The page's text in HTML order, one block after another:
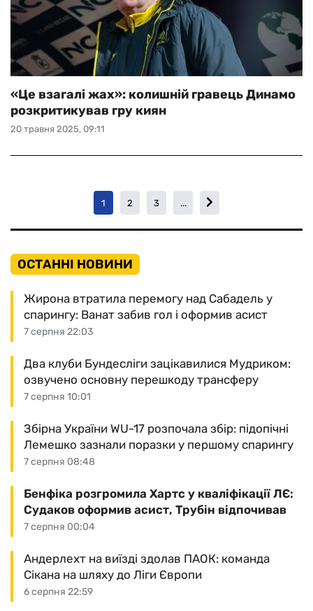
20 травня 2025, 09:11
«Це взагалі жах»: колишній гравець Динамо
розкритикував гру киян
1 2 3 ...
ОСТАННІ НОВИНИ
7 серпня 22:03
Жирона втратила перемогу над Сабадель у
спарингу: Ванат забив гол і оформив асист
7 серпня 10:01
Два клуби Бундесліги зацікавилися Мудриком:
озвучено основну перешкоду трансферу
7 серпня 08:48
Збірна України WU-17 розпочала збір: підопічні
Лемешко зазнали поразки у першому спарингу
7 серпня 00:04
Бенфіка розгромила Хартс у кваліфікації ЛЄ:
Судаков оформив асист, Трубін відпочивав
6 серпня 22:59
Андерлехт на виїзді здолав ПАОК: команда
Сікана на шляху до Ліги Європи